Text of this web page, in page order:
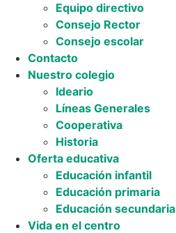
Equipo directivo
Consejo Rector
Consejo escolar
Contacto
Nuestro colegio
Ideario
Líneas Generales
Cooperativa
Historia
Oferta educativa
Educación infantil
Educación primaria
Educación secundaria
Vida en el centro